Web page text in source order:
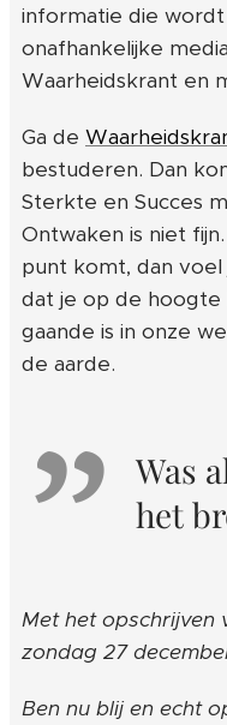
informatie die
onafhankelijke
Waarheidskrant en
Ga de
bestuderen. Dan
Sterkte en Succes
Ontwaken is niet
punt komt, dan
dat je op de
gaande is in onze
de aarde.
Was
het
Met het opschrijven
zondag 27
Ben nu blij en echt